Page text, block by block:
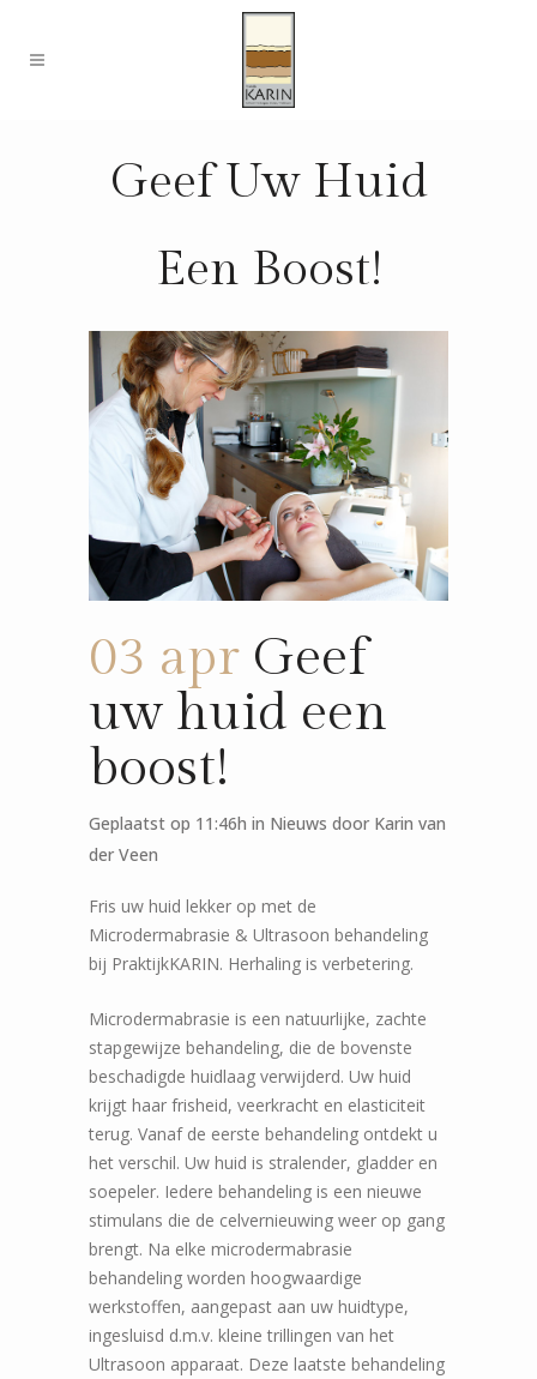
Geef Uw Huid
Een Boost!
03 apr Geef
uw huid een
boost!
Geplaatst op 11:46h in Nieuws door Karin van
der Veen
Fris uw huid lekker op met de
Microdermabrasie & Ultrasoon behandeling
bij PraktijkKARIN. Herhaling is verbetering.
Microdermabrasie is een natuurlijke, zachte
stapgewijze behandeling, die de bovenste
beschadigde huidlaag verwijderd. Uw huid
krijgt haar frisheid, veerkracht en elasticiteit
terug. Vanaf de eerste behandeling ontdekt u
het verschil. Uw huid is stralender, gladder en
soepeler. Iedere behandeling is een nieuwe
stimulans die de celvernieuwing weer op gang
brengt. Na elke microdermabrasie
behandeling worden hoogwaardige
werkstoffen, aangepast aan uw huidtype,
ingesluisd d.m.v. kleine trillingen van het
Ultrasoon apparaat. Deze laatste behandeling